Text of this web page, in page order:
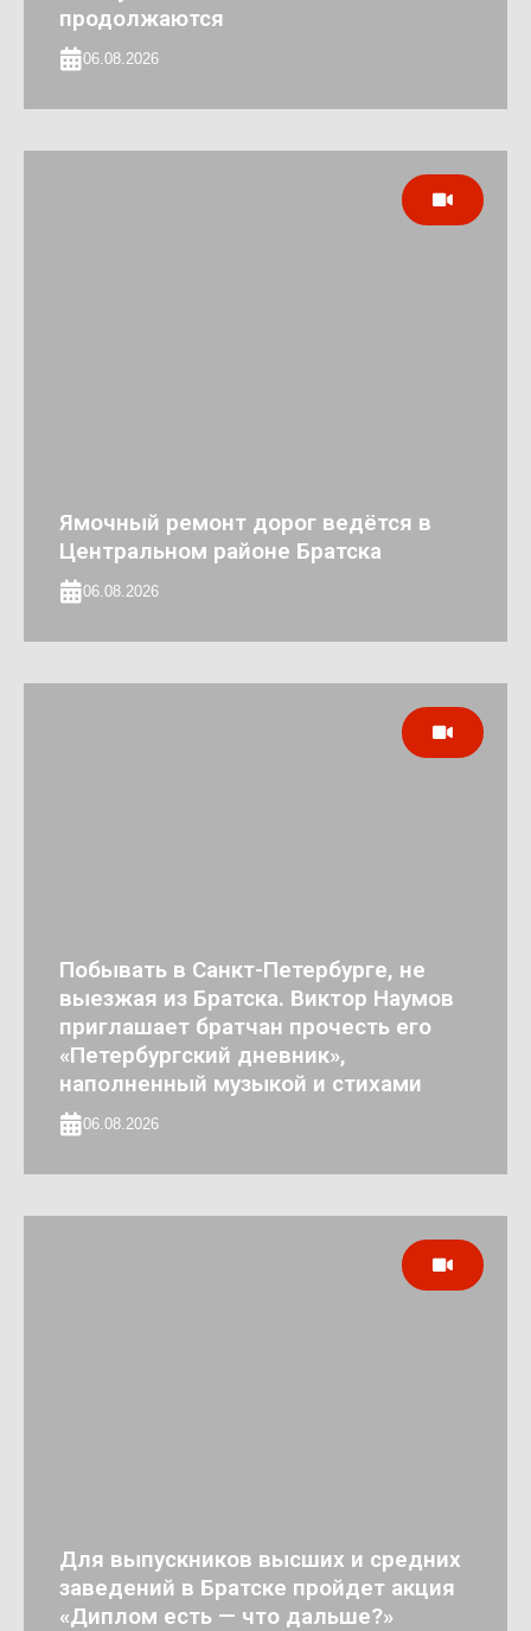
продолжаются
06.08.2026
Ямочный ремонт дорог ведётся в
Центральном районе Братска
06.08.2026
Побывать в Санкт-Петербурге, не
выезжая из Братска. Виктор Наумов
приглашает братчан прочесть его
«Петербургский дневник»,
наполненный музыкой и стихами
06.08.2026
Для выпускников высших и средних
заведений в Братске пройдет акция
«Диплом есть — что дальше?»